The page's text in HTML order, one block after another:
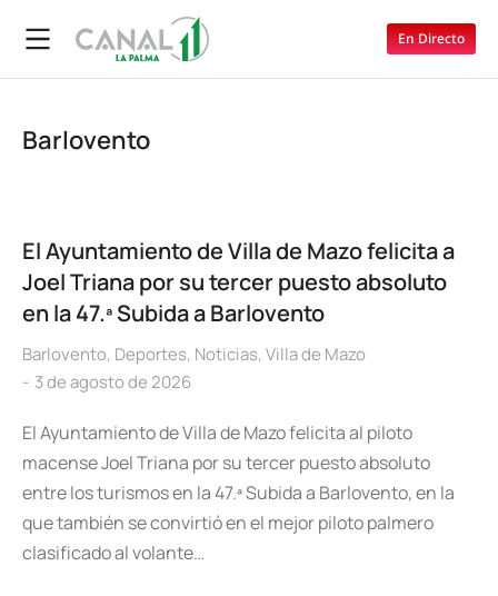
En Directo
Barlovento
El Ayuntamiento de Villa de Mazo felicita a
Joel Triana por su tercer puesto absoluto
en la 47.ª Subida a Barlovento
Barlovento, Deportes, Noticias, Villa de Mazo
3 de agosto de 2026
El Ayuntamiento de Villa de Mazo felicita al piloto
macense Joel Triana por su tercer puesto absoluto
entre los turismos en la 47.ª Subida a Barlovento, en la
que también se convirtió en el mejor piloto palmero
clasificado al volante…